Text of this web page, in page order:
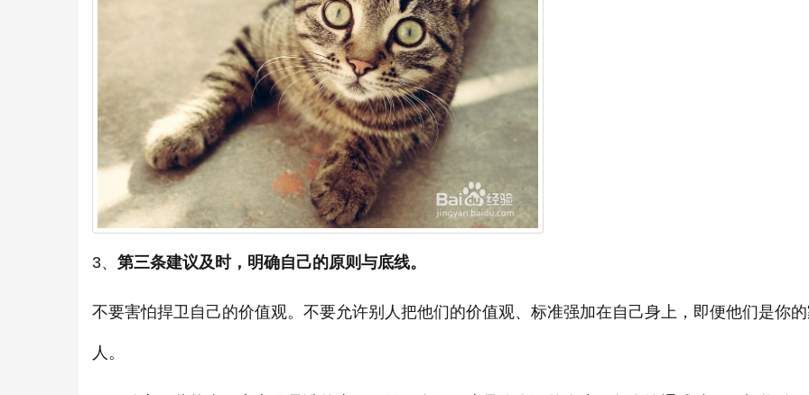
3、 第三条建议及时，明确自己的原则与底线。
不要害怕捍卫自己的价值观。不要允许别人把他们的价值观、标准强加在自己身上，即便他们是你
人。